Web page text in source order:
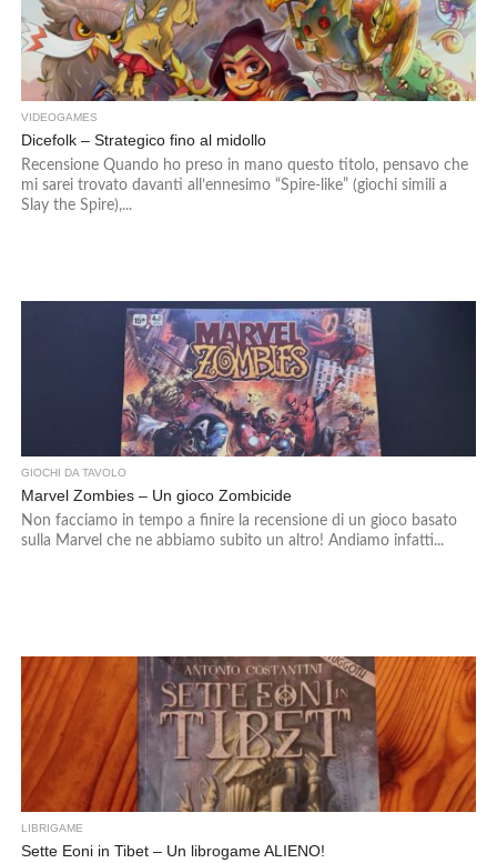
VIDEOGAMES
Dicefolk – Strategico fino al midollo
Recensione Quando ho preso in mano questo titolo, pensavo che
mi sarei trovato davanti all’ennesimo “Spire-like” (giochi simili a
Slay the Spire),...
GIOCHI DA TAVOLO
Marvel Zombies – Un gioco Zombicide
Non facciamo in tempo a finire la recensione di un gioco basato
sulla Marvel che ne abbiamo subito un altro! Andiamo infatti...
LIBRIGAME
Sette Eoni in Tibet – Un librogame ALIENO!